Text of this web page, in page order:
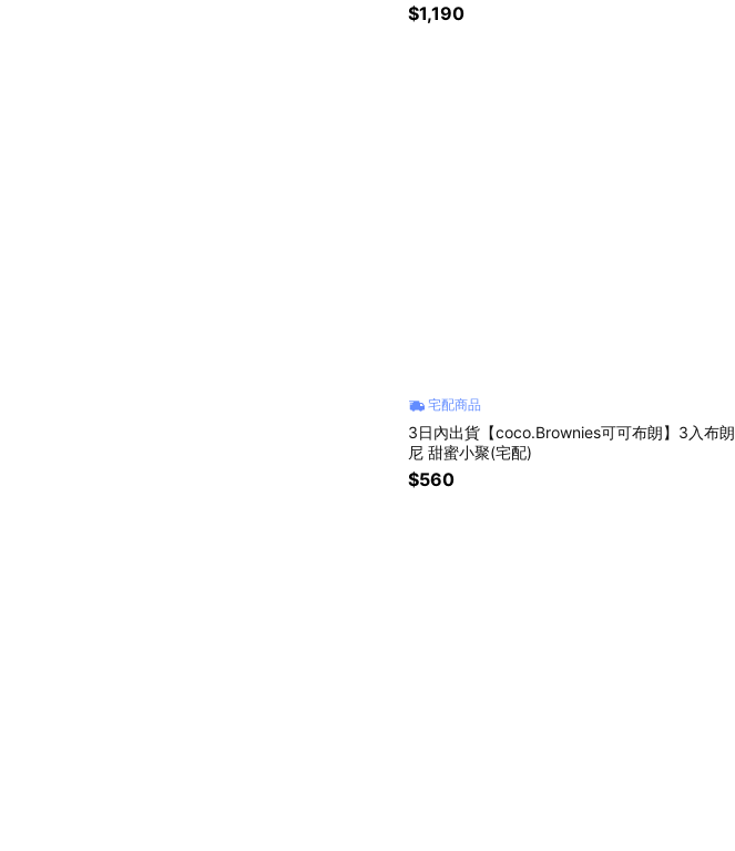
$1,190
宅配商品
3日內出貨【coco.Brownies可可布朗】3入布朗
尼 甜蜜小聚(宅配)
$560